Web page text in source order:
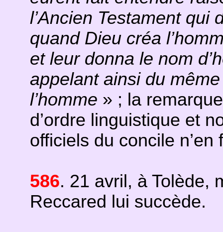
l’Ancien Testament qui
quand Dieu créa
et leur donna le nom
appelant ainsi du
l’homme » ; la
d’ordre linguistique et
officiels du concile
586. 21 avril, à Tolède,
Reccared lui succède.